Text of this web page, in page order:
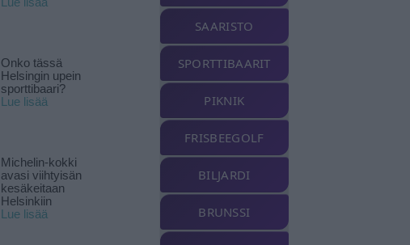
Lue lisää
Onko tässä
Helsingin upein
sporttibaari?
Lue lisää
Michelin-kokki
avasi viihtyisän
kesäkeitaan
Helsinkiin
Lue lisää
SAARISTO
SPORTTIBAARIT
PIKNIK
FRISBEEGOLF
BILJARDI
BRUNSSI